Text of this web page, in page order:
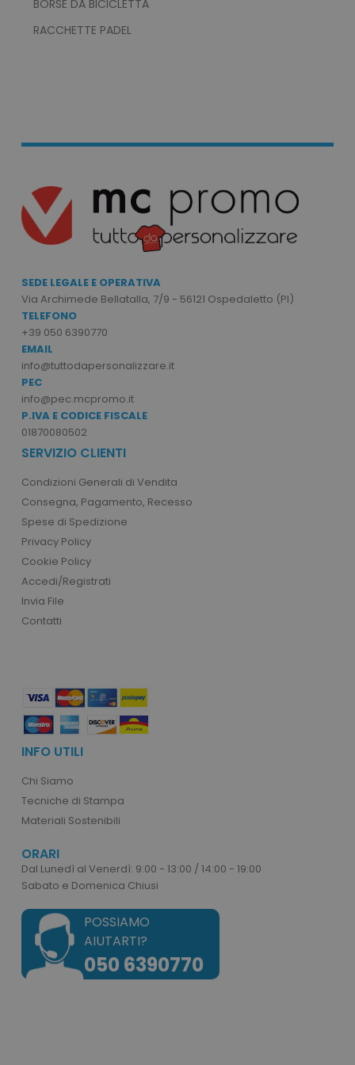
BORSE DA BICICLETTA
RACCHETTE PADEL
SEDE LEGALE E OPERATIVA
Via Archimede Bellatalla, 7/9 - 56121 Ospedaletto (PI)
TELEFONO
+39 050 6390770
EMAIL
info@tuttodapersonalizzare.it
PEC
info@pec.mcpromo.it
P.IVA E CODICE FISCALE
01870080502
SERVIZIO CLIENTI
Condizioni Generali di Vendita
Consegna, Pagamento, Recesso
Spese di Spedizione
Privacy Policy
Cookie Policy
Accedi/Registrati
Invia File
Contatti
INFO UTILI
Chi Siamo
Tecniche di Stampa
Materiali Sostenibili
ORARI
Dal Lunedì al Venerdì: 9:00 - 13:00 / 14:00 - 19:00
Sabato e Domenica Chiusi
POSSIAMO
AIUTARTI?
050 6390770
recently_viewed_product_previous
Adobe Inc.
recently_compared_product
Adobe Inc.
private_content_version
Adobe Inc.
mage-cache-storage
CookieScriptConsent